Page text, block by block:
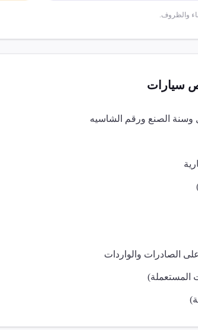
والظروف.
سيارات
وسنة الصنع ورقم الشاسيه
الصادرات والواردات
المستعملة)